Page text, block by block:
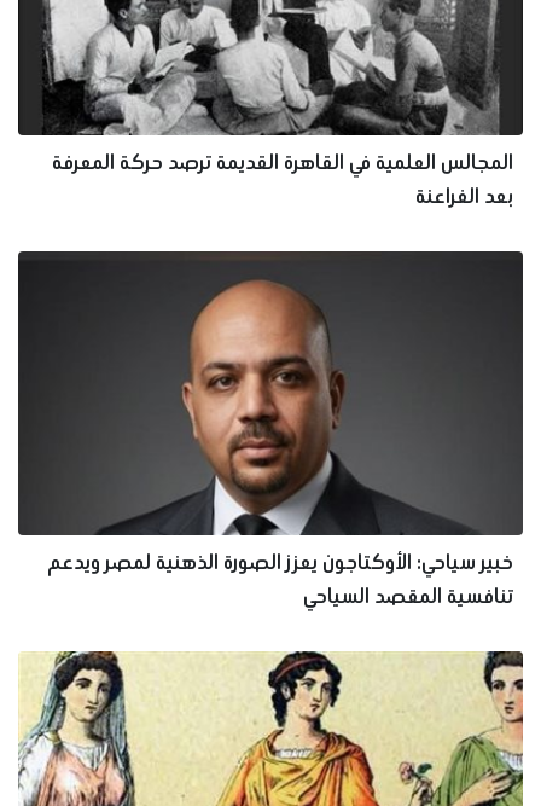
المجالس العلمية في القاهرة القديمة ترصد حركة المعرفة
بعد الفراعنة
خبير سياحي: الأوكتاجون يعزز الصورة الذهنية لمصر ويدعم
تنافسية المقصد السياحي